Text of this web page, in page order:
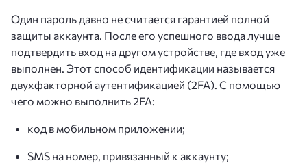
Один пароль давно не считается гарантией полной
защиты аккаунта. После его успешного ввода лучше
подтвердить вход на другом устройстве, где вход уже
выполнен. Этот способ идентификации называется
двухфакторной аутентификацией (2FA). С помощью
чего можно выполнить 2FA:
код в мобильном приложении;
SMS на номер, привязанный к аккаунту;